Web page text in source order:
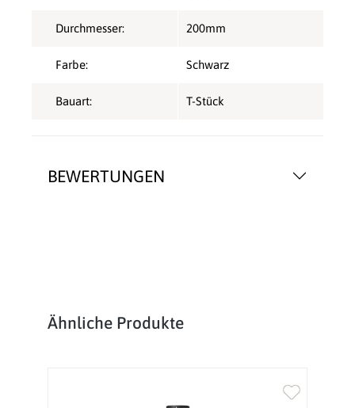
BEWERTUNGEN
Durchmesser: 200mm
Farbe: Schwarz
Bauart: T-Stück
Produktgalerie überspringen
Ähnliche Produkte